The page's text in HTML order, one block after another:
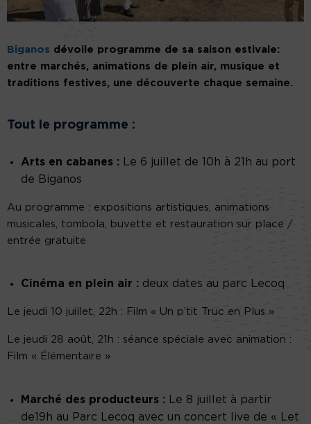
Biganos dévoile programme de sa saison estivale:
entre marchés, animations de plein air, musique et
traditions festives, une découverte chaque semaine.
Tout le programme :
Arts en cabanes : Le 6 juillet de 10h à 21h au port
de Biganos
Au programme : expositions artistiques, animations
musicales, tombola, buvette et restauration sur place /
entrée gratuite
Cinéma en plein air : deux dates au parc Lecoq
Le jeudi 10 juillet, 22h : Film « Un p’tit Truc en Plus »
Le jeudi 28 août, 21h : séance spéciale avec animation :
Film « Élémentaire »
Marché des producteurs : Le 8 juillet à partir
de19h au Parc Lecoq avec un concert live de « Let